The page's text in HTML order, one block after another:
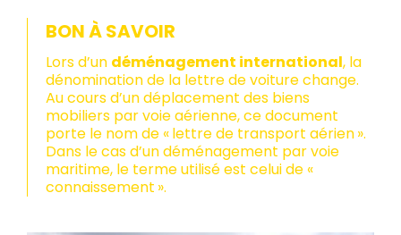
BON À SAVOIR
Lors d’un déménagement international, la
dénomination de la lettre de voiture change.
Au cours d’un déplacement des biens
mobiliers par voie aérienne, ce document
porte le nom de « lettre de transport aérien ».
Dans le cas d’un déménagement par voie
maritime, le terme utilisé est celui de «
connaissement ».